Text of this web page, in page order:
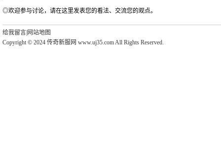
◎欢迎参与讨论，请在这里发表您的看法、交流您的观点。
给我留言 网站地图
Copyright © 2024 传奇新服网 www.uj35.com All Rights Reserved.